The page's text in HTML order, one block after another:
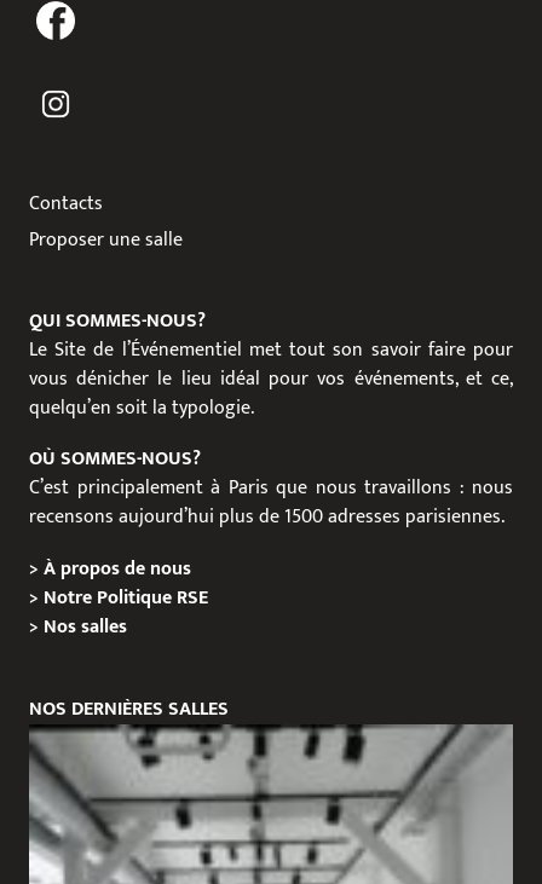
Contacts
Proposer une salle
QUI SOMMES-NOUS?
Le Site de l’Événementiel met tout son savoir faire pour
vous dénicher le lieu idéal pour vos événements, et ce,
quelqu’en soit la typologie.
OÙ SOMMES-NOUS?
C’est principalement à Paris que nous travaillons : nous
recensons aujourd’hui plus de 1500 adresses parisiennes.
>À propos de nous
> Notre Politique RSE
> Nos salles
NOS DERNIÈRES SALLES